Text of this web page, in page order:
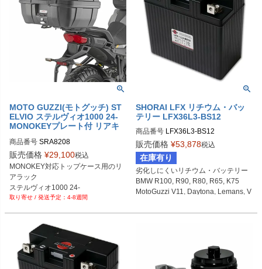
MOTO GUZZI(モトグッチ) ST
ELVIO ステルヴィオ1000 24-
MONOKEYプレート付 リアキ
商品番号 SRA8208
販売価格 ¥29,100税込
MONOKEY対応トップケース用のリ
アラック
ステルヴィオ1000 24-
4-8週間
SHORAI LFX リチウム・バッ
テリー LFX36L3-BS12
商品番号 LFX36L3-BS12
販売価格 ¥53,878税込
在庫有り
劣化しにくいリチウム・バッテリー
BMW R100, R90, R80, R65, K75
MotoGuzzi V11, Daytona, Lemans, V